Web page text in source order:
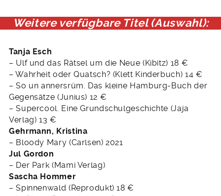
Weitere verfügbare Titel (Auswahl):
Tanja Esch
– Ulf und das Rätsel um die Neue (Kibitz) 18 €
– Wahrheit oder Quatsch? (Klett Kinderbuch) 14 €
– So un annersrüm. Das kleine Hamburg-Buch der
Gegensätze (Junius) 12 €
– Supercool. Eine Grundschulgeschichte (Jaja
Verlag) 13 €
Gehrmann, Kristina
– Bloody Mary (Carlsen) 2021
Jul Gordon
– Der Park (Mami Verlag)
Sascha Hommer
– Spinnenwald (Reprodukt) 18 €